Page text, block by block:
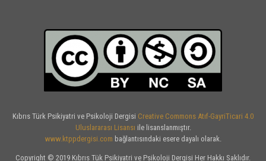
Kıbrıs Türk Psikiyatri ve Psikoloji Dergisi Creative Commons Atıf-GayriTicari 4.0
Uluslararası Lisansı ile lisanslanmıştır.
www.ktppdergisi.com bağlantısındaki esere dayalı olarak.
Copyright © 2019 Kıbrıs Tük Psikiyatri ve Psikoloji Dergisi Her Hakkı Saklıdır.